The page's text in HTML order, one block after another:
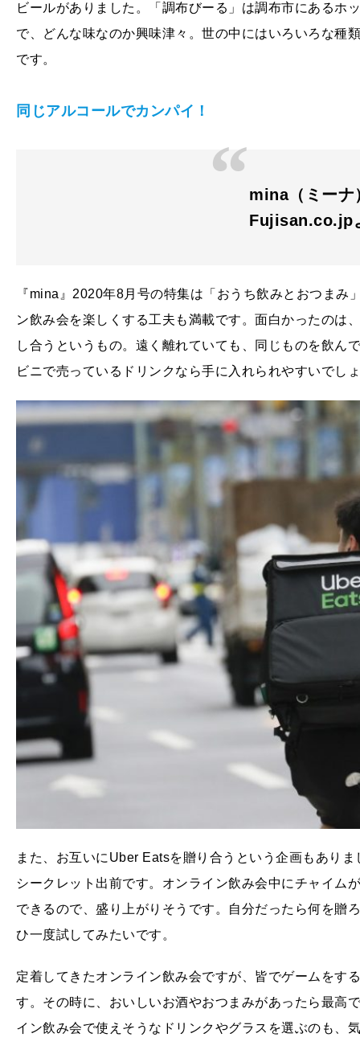
ビールがありました。「調布びーる」は調布市にあるホ
で、どんな味なのか興味津々。世の中にはいろいろな種
です。
同じアルコールでカンパイ！
mina（ミーナ
Fujisan.co.jp
『mina』2020年8月号の特集は「おうち飲みとおつま
ン飲み会を楽しくする工夫も満載です。面白かったのは
し合うというもの。遠く離れていても、同じものを飲ん
ビニで売っているドリンクなら手に入れられやすいでし
また、お互いにUber Eatsを贈り合うという企画もあり
シークレット出前です。オンライン飲み会中にチャイム
できるので、盛り上がりそうです。自分だったら何を贈
ひ一度試してみたいです。
定着してきたオンライン飲み会ですが、皆でゲームをす
す。その時に、おいしいお酒やおつまみがあったら最高
イン飲み会で使えそうなドリンクやグラスを選ぶのも、